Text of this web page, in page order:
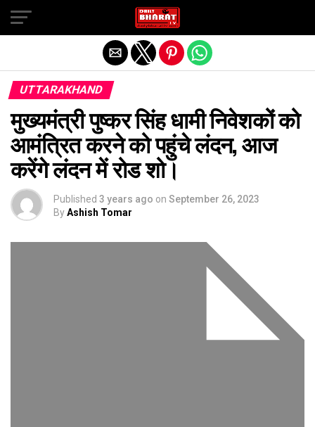
UTTARAKHAND
मुख्यमंत्री पुष्कर सिंह धामी निवेशकों को
आमंत्रित करने को पहुंचे लंदन, आज
करेंगे लंदन में रोड शो।
Published 3 years ago on September 26, 2023
ByAshish Tomar
Exit mobile version